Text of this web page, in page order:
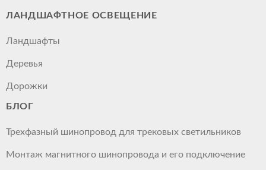
ЛАНДШАФТНОЕ ОСВЕЩЕНИЕ
Ландшафты
Деревья
Дорожки
БЛОГ
Трехфазный шинопровод для трековых светильников
Монтаж магнитного шинопровода и его подключение